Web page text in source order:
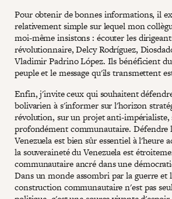
Pour obtenir de bonnes informations, il
relativement simple sur lequel mon
moi-même insistons : écouter les
révolutionnaire, Delcy Rodríguez,
Vladimir Padrino López. Ils bénéficient
peuple et le message qu'ils transmettent
Enfin, j'invite ceux qui souhaitent
bolivarien à s'informer sur l'horizon
révolution, sur un projet anti-impérialiste,
profondément communautaire. Défendre
Venezuela est bien sûr essentiel à l'heure
la souveraineté du Venezuela est
communautaire ancré dans une
Dans un monde assombri par la guerre
construction communautaire n'est pas